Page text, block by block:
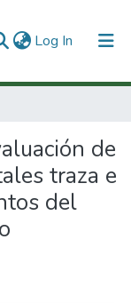
Log In (current)
de
traza e
del